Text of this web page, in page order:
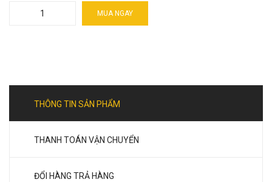
MUA NGAY
THÔNG TIN SẢN PHẨM
THANH TOÁN VẬN CHUYỂN
ĐỔI HÀNG TRẢ HÀNG